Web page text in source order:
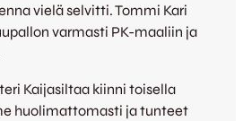
vielä selvitti. Tommi Kari
varmasti PK-maaliin ja
Kaijasiltaa kiinni toisella
huolimattomasti ja tunteet